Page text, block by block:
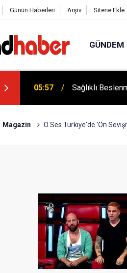
Günün Haberleri Arşiv Sitene Ekle
GÜNDEM
05:57 Sağlıklı
Magazin O Ses Türkiye'de 'Ön